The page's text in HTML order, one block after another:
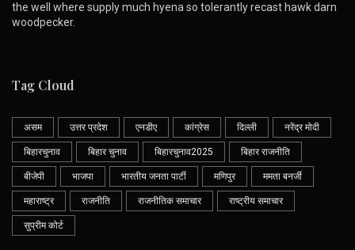
the well where supply much hyena so tolerantly recast hawk darn
woodpecker.
Tag Cloud
असम उत्तर प्रदेश एनडीए कांग्रेस दिल्ली नरेंद्र मोदी
बिहारचुनाव बिहार चुनाव बिहारचुनाव2025 बिहार राजनीति
बीजेपी भाजपा भारतीय जनता पार्टी मणिपुर ममता बनर्जी
महाराष्ट्र राजनीति राजनीतिक समाचार राष्ट्रीय समाचार
सुप्रीम कोर्ट